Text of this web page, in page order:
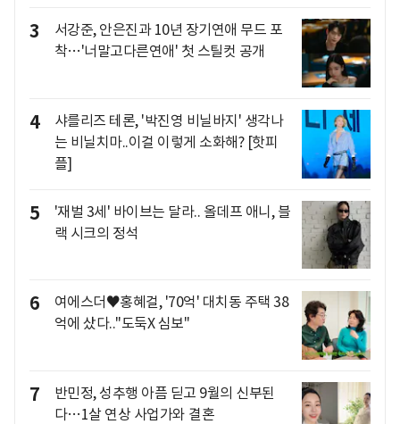
3
서강준, 안은진과 10년 장기연애 무드 포
착…'너말고다른연애' 첫 스틸컷 공개
4
샤를리즈 테론, '박진영 비닐바지' 생각나
는 비닐치마..이걸 이렇게 소화해? [핫피
플]
5
'재벌 3세' 바이브는 달라.. 올데프 애니, 블
랙 시크의 정석
6
여에스더♥홍혜걸, '70억' 대치동 주택 38
억에 샀다.."도둑X 심보"
7
반민정, 성추행 아픔 딛고 9월의 신부된
다…1살 연상 사업가와 결혼